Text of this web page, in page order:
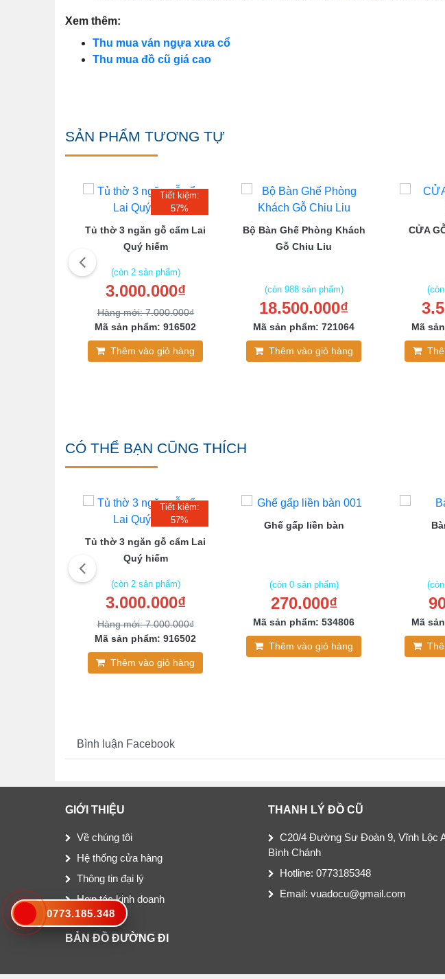
Xem thêm:
Thu mua ván ngựa xưa cổ
Thu mua đồ cũ giá cao
SẢN PHẨM TƯƠNG TỰ
Tiết kiệm:
57%
Tủ thờ 3 ngăn gỗ cẩm Lai
Quý hiếm
(còn 2 sản phẩm)
3.000.000₫
Hàng mới: 7.000.000₫
Mã sản phẩm: 916502
Thêm vào giỏ hàng
Bộ Bàn Ghế Phòng Khách
Gỗ Chiu Liu
(còn 988 sản phẩm)
18.500.000₫
Mã sản phẩm: 721064
Thêm vào giỏ hàng
CỬA
Mã
CÓ THỂ BẠN CŨNG THÍCH
Tiết kiệm:
57%
Tủ thờ 3 ngăn gỗ cẩm Lai
Quý hiếm
(còn 2 sản phẩm)
3.000.000₫
Hàng mới: 7.000.000₫
Mã sản phẩm: 916502
Thêm vào giỏ hàng
Ghế gấp liền bàn
(còn 0 sản phẩm)
270.000₫
Mã sản phẩm: 534806
Thêm vào giỏ hàng
Mã
Bình luận Facebook
GIỚI THIỆU
Về chúng tôi
Hệ thống cửa hàng
Thông tin đại lý
Hợp tác kinh doanh
THANH LÝ ĐỒ CŨ
C20/4 Đường Sư Đoàn 9, Vĩnh Lộc
Bình Chánh
Hotline: 0773185348
Email: vuadocu@gmail.com
BẢN ĐỒ ĐƯỜNG ĐI
0773.185.348